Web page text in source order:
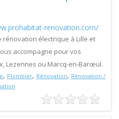
renovation.com/
rénovation électrique à Lille et
accompagne pour vos
Lezennes ou Marcq-en-Barœul.
, Plombier, Rénovation, Rénovation /